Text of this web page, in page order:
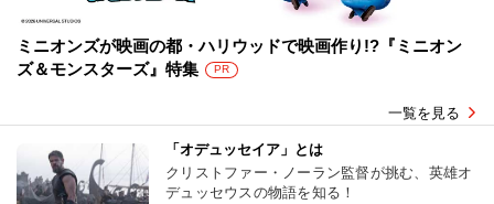
ミニオンズが映画の都・ハリウッドで映画作り!?『ミニオン
ズ＆モンスターズ』特集
PR
一覧を見る
「オデュッセイア」とは
クリストファー・ノーラン監督が挑む、英雄オ
デュッセウスの物語を知る！